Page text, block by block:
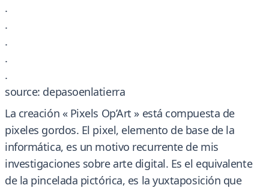
.
.
.
.
.
source: depasoenlatierra
La creación « Pixels Op’Art » está compuesta de
pixeles gordos. El pixel, elemento de base de la
informática, es un motivo recurrente de mis
investigaciones sobre arte digital. Es el equivalente
de la pincelada pictórica, es la yuxtaposición que